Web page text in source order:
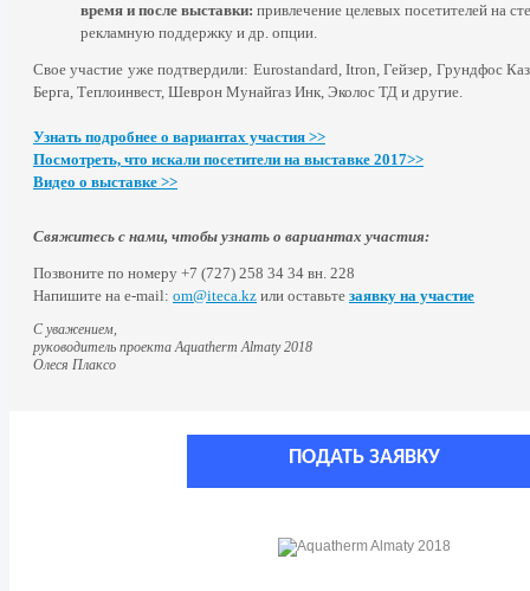
время и после выставки: привлечение целевых посетителей на
рекламную поддержку и др. опции.
Свое участие уже подтвердили: Eurostandard, Itron, Гейзер, Грундфос
Берга, Теплоинвест, Шеврон Мунайгаз Инк, Эколос ТД и другие.
Узнать подробнее о вариантах участия >>
Посмотреть, что искали посетители на выставке 2017>>
Видео о выставке >>
Свяжитесь с нами, чтобы узнать о вариантах участия:
Позвоните по номеру +7 (727) 258 34 34 вн. 228
Напишите на e-mail: om@iteca.kz или оставьте заявку на участие
С уважением,
руководитель проекта Aquatherm Almaty 2018
Олеся Плаксо
ПОДАТЬ ЗАЯВКУ